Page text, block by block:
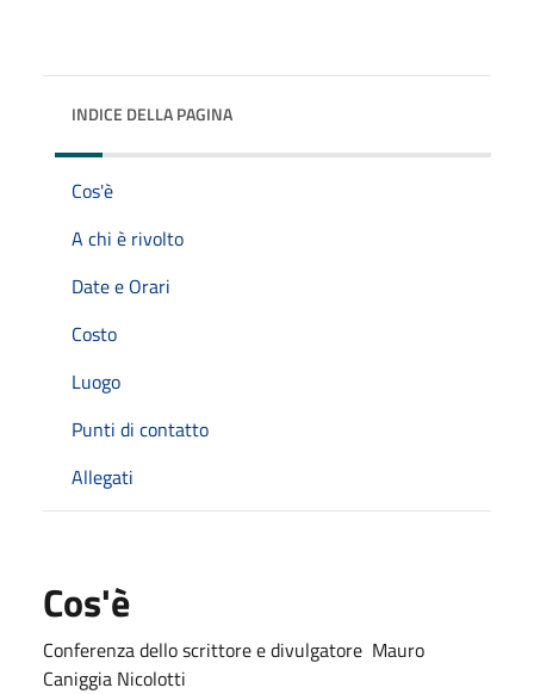
INDICE DELLA PAGINA
Cos'è
A chi è rivolto
Date e Orari
Costo
Luogo
Punti di contatto
Allegati
Cos'è
Conferenza dello scrittore e divulgatore Mauro
Caniggia Nicolotti